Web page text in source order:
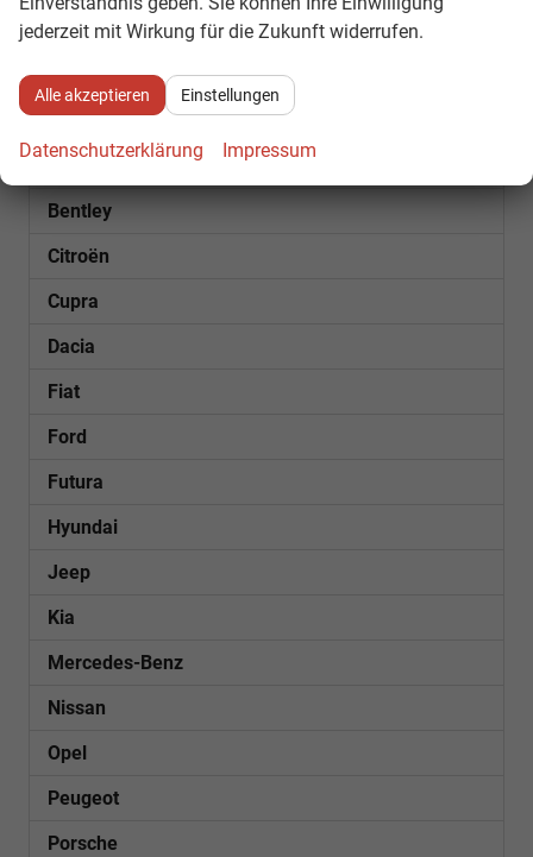
SOFORT VERFÜGBAR
Bentley
Citroën
Cupra
Dacia
Fiat
Ford
Futura
Hyundai
Jeep
Kia
Mercedes-Benz
Nissan
Opel
Peugeot
Porsche
jederzeit mit Wirkung für die Zukunft widerrufen.
Alle akzeptieren Einstellungen
Datenschutzerklärung Impressum